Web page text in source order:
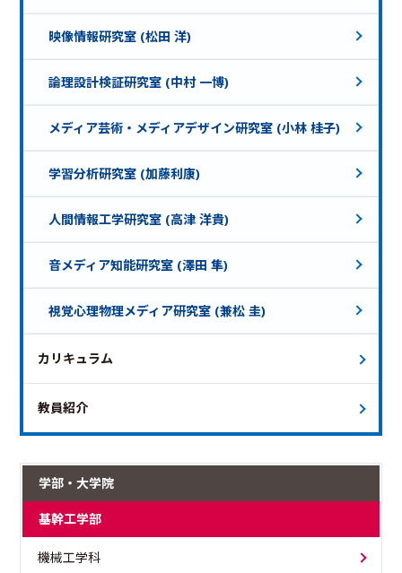
映像情報研究室 (松田 洋)
論理設計検証研究室 (中村 一博)
メディア芸術・メディアデザイン研究室 (小林 桂子)
学習分析研究室 (加藤利康)
人間情報工学研究室 (高津 洋貴)
音メディア知能研究室 (澤田 隼)
視覚心理物理メディア研究室 (兼松 圭)
カリキュラム
教員紹介
学部・大学院
基幹工学部
機械工学科